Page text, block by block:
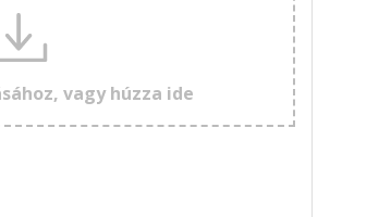
vagy húzza ide